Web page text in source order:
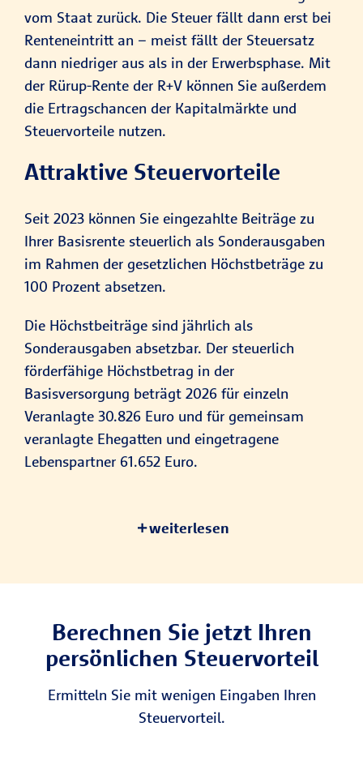
vom Staat zurück. Die Steuer fällt dann erst bei
Renteneintritt an – meist fällt der Steuersatz
dann niedriger aus als in der Erwerbsphase. Mit
der Rürup-Rente der R+V können Sie außerdem
die Ertragschancen der Kapitalmärkte und
Steuervorteile nutzen.
Attraktive Steuervorteile
Seit 2023 können Sie eingezahlte Beiträge zu
Ihrer Basisrente steuerlich als Sonderausgaben
im Rahmen der gesetzlichen Höchstbeträge zu
100 Prozent absetzen.
Die Höchstbeiträge sind jährlich als
Sonderausgaben absetzbar. Der steuerlich
förderfähige Höchstbetrag in der
Basisversorgung beträgt 2026 für einzeln
Veranlagte 30.826 Euro und für gemeinsam
veranlagte Ehegatten und eingetragene
Lebenspartner 61.652 Euro.
weiterlesen
Berechnen Sie jetzt Ihren
persönlichen Steuervorteil
Ermitteln Sie mit wenigen Eingaben Ihren
Steuervorteil.